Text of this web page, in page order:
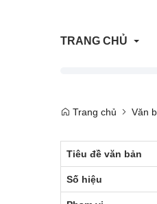
TRANG CHỦ
Trả lời vướng mắc
Trang tham vấn
Trang chủ Văn
Tiêu đề văn bản
Số hiệu